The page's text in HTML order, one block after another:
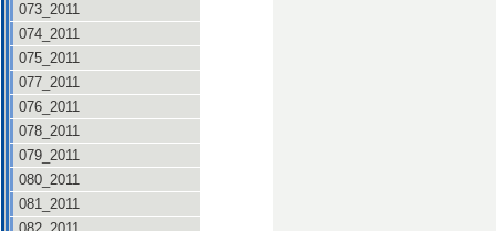
073_2011
074_2011
075_2011
077_2011
076_2011
078_2011
079_2011
080_2011
081_2011